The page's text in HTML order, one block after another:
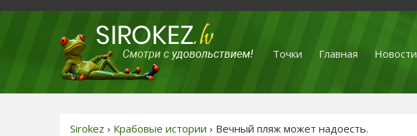
Точки Главная Новости
Sirokez › Крабовые истории › Вечный пляж может надоесть.